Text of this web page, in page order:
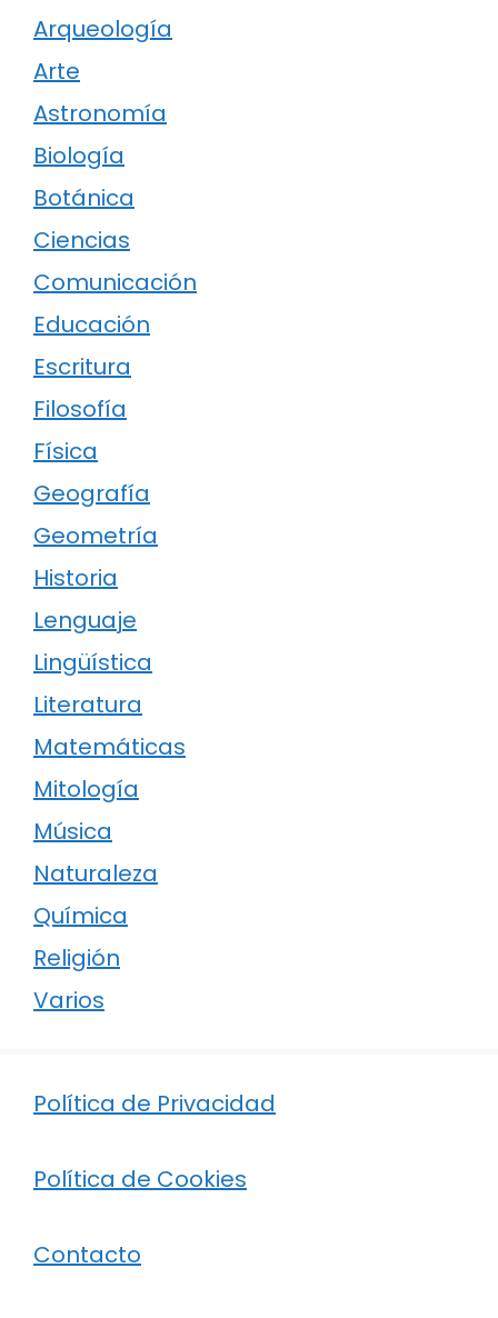
Arqueología
Arte
Astronomía
Biología
Botánica
Ciencias
Comunicación
Educación
Escritura
Filosofía
Física
Geografía
Geometría
Historia
Lenguaje
Lingüística
Literatura
Matemáticas
Mitología
Música
Naturaleza
Química
Religión
Varios
Política de Privacidad
Política de Cookies
Contacto